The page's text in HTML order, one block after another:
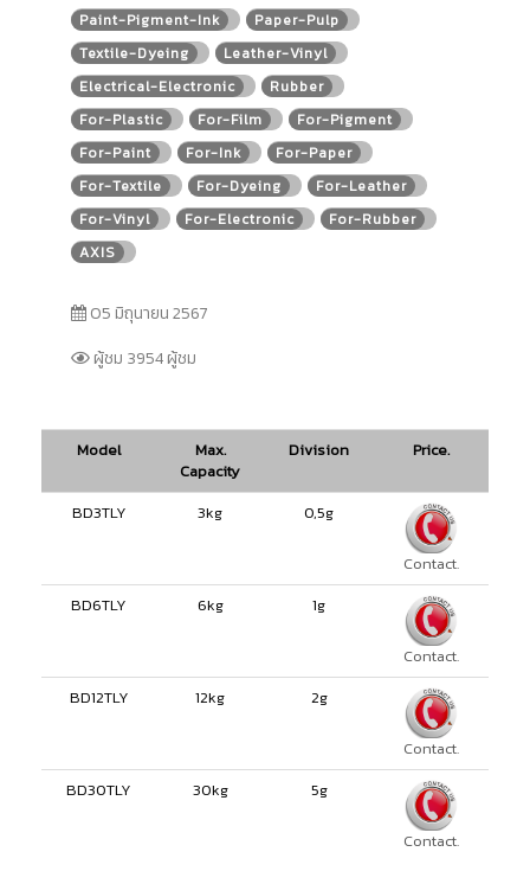
Paint-Pigment-Ink
Paper-Pulp
Textile-Dyeing
Leather-Vinyl
Electrical-Electronic
Rubber
For-Plastic
For-Film
For-Pigment
For-Paint
For-Ink
For-Paper
For-Textile
For-Dyeing
For-Leather
For-Vinyl
For-Electronic
For-Rubber
AXIS
05 มิถุนายน 2567
ผู้ชม 3954 ผู้ชม
Model
Max.
Capacity
Division Price.
BD3TLY 3kg 0,5g
Contact.
BD6TLY
6kg 1g
Contact.
BD12TLY
12kg 2g
Contact.
BD30TLY
30kg 5g
Contact.